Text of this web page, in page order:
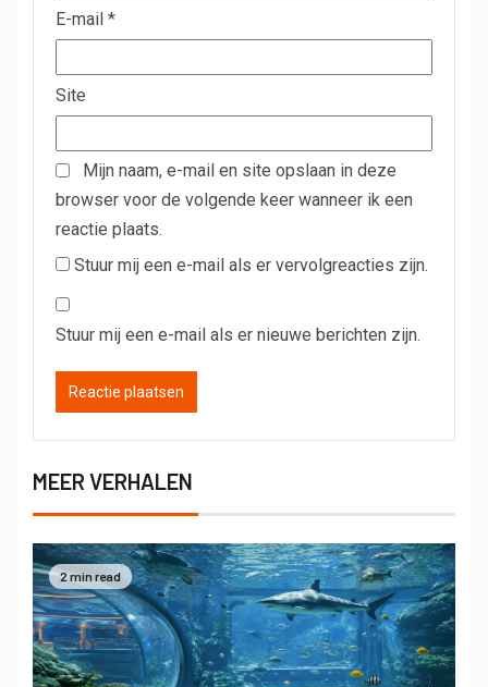
E-mail *
Site
Mijn naam, e-mail en site opslaan in deze
browser voor de volgende keer wanneer ik een
reactie plaats.
Stuur mij een e-mail als er vervolgreacties zijn.
Stuur mij een e-mail als er nieuwe berichten zijn.
MEER VERHALEN
2 min read